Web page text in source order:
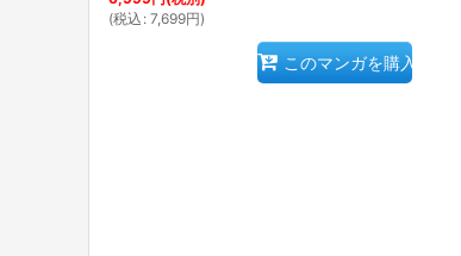
(税込 : 7,699円)
このマンガを購入